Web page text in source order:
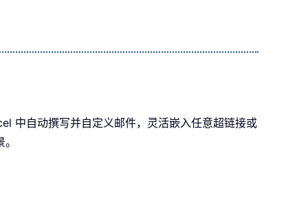
中自动撰写并自定义邮件，灵活嵌入任意超链接或